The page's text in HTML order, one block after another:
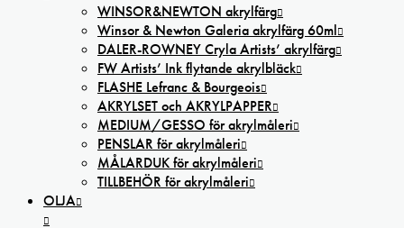
WINSOR&NEWTON akrylfärg
Winsor & Newton Galeria akrylfärg 60ml
DALER-ROWNEY Cryla Artists’ akrylfärg
FW Artists’ Ink flytande akrylbläck
FLASHE Lefranc & Bourgeois
AKRYLSET och AKRYLPAPPER
MEDIUM/GESSO för akrylmåleri
PENSLAR för akrylmåleri
MÅLARDUK för akrylmåleri
TILLBEHÖR för akrylmåleri
OLJA